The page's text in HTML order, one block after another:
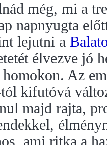
még, mi a
napnyugta
lejutni a
élvezve jó
Az
kifutóvá
majd rajta,
ami ritka a